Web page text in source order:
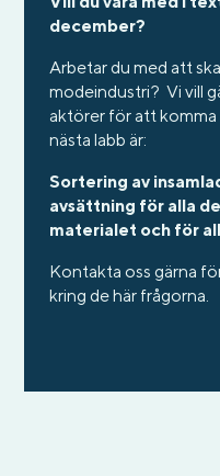
december?
Arbetar du med att
modeindustri? Vi vill
aktörer för att
nästa labb är:
Sortering av
avsättning för alla
materialet och för
Kontakta oss gärna
kring de här frågorna.